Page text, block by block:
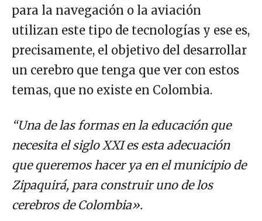
para la navegación o la aviación
utilizan este tipo de tecnologías y ese es,
precisamente, el objetivo del desarrollar
un cerebro que tenga que ver con estos
temas, que no existe en Colombia.
“Una de las formas en la educación que
necesita el siglo XXI es esta adecuación
que queremos hacer ya en el municipio de
Zipaquirá, para construir uno de los
cerebros de Colombia».